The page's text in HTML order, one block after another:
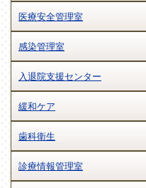
医療安全管理室
感染管理室
入退院支援センター
緩和ケア
歯科衛生
診療情報管理室